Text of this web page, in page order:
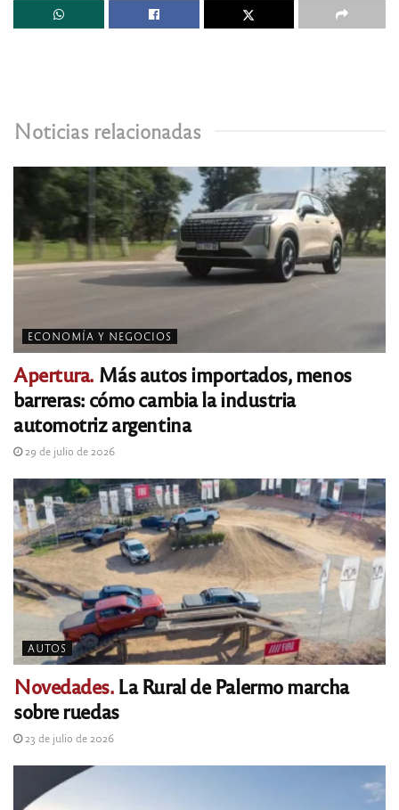
Noticias relacionadas
ECONOMÍA Y NEGOCIOS
Apertura. Más autos importados, menos
barreras: cómo cambia la industria
automotriz argentina
29 de julio de 2026
AUTOS
Novedades.La Rural de Palermo marcha
sobre ruedas
23 de julio de 2026